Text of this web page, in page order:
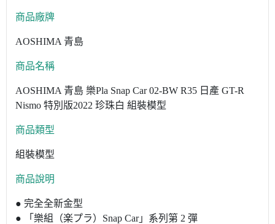
商品廠牌
AOSHIMA 青島
商品名稱
AOSHIMA 青島 樂Pla Snap Car 02-BW R35 日產 GT-R
Nismo 特別版2022 珍珠白 組裝模型
商品類型
組裝模型
商品說明
● 完全全新金型
● 「樂組（楽プラ）Snap Car」系列第 2 彈